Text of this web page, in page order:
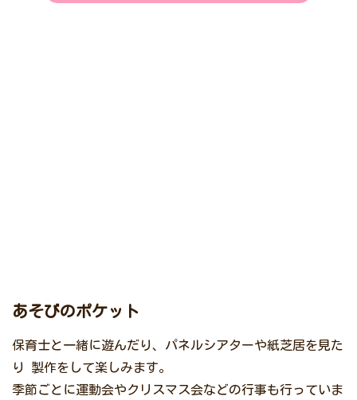
あそびのポケット
保育士と一緒に遊んだり、パネルシアターや紙芝居を見た
り 製作をして楽しみます。
季節ごとに運動会やクリスマス会などの行事も行っていま